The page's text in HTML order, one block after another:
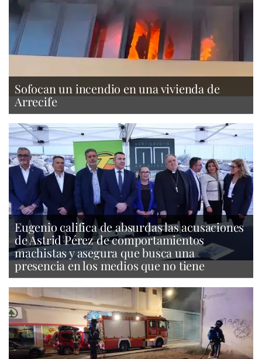
Sofocan un incendio en una vivienda de
Arrecife
Eugenio califica de absurdas las acusaciones
de Astrid Pérez de comportamientos
machistas y asegura que busca una
presencia en los medios que no tiene